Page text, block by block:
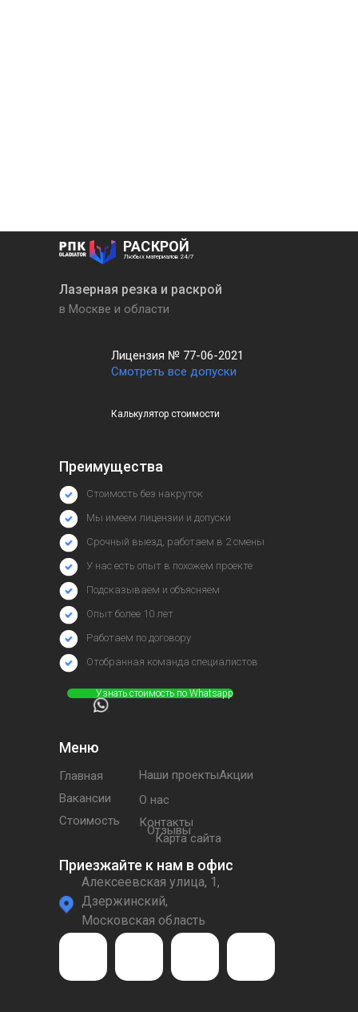
Лазерная резка и раскрой
Алексеевская улица, 1,
Дзержинский,
Московская область
Любых материалов 24/7
РАСКРОЙ
Меню
Главная
Вакансии
Стоимость
Наши проектыАкции
О нас
Контакты
Преимущества
Приезжайте к нам в офис
Стоимость без накруток
Мы имеем лицензии и допуски
Срочный выезд, работаем в 2 смены
У нас есть опыт в похожем проекте
Подсказываем и объясняем
Опыт более 10 лет
Работаем по договору
в Москве и области
⠀⠀⠀⠀Узнать стоимость по Whatsapp
Лицензия № 77-06-2021
Смотреть все допуски
Калькулятор стоимости
Отобранная команда специалистов
Отзывы
Карта сайта